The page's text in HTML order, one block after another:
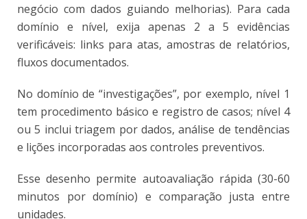
negócio com dados guiando melhorias). Para cada
domínio e nível, exija apenas 2 a 5 evidências
verificáveis: links para atas, amostras de relatórios,
fluxos documentados.
No domínio de “investigações”, por exemplo, nível 1
tem procedimento básico e registro de casos; nível 4
ou 5 inclui triagem por dados, análise de tendências
e lições incorporadas aos controles preventivos.
Esse desenho permite autoavaliação rápida (30-60
minutos por domínio) e comparação justa entre
unidades.